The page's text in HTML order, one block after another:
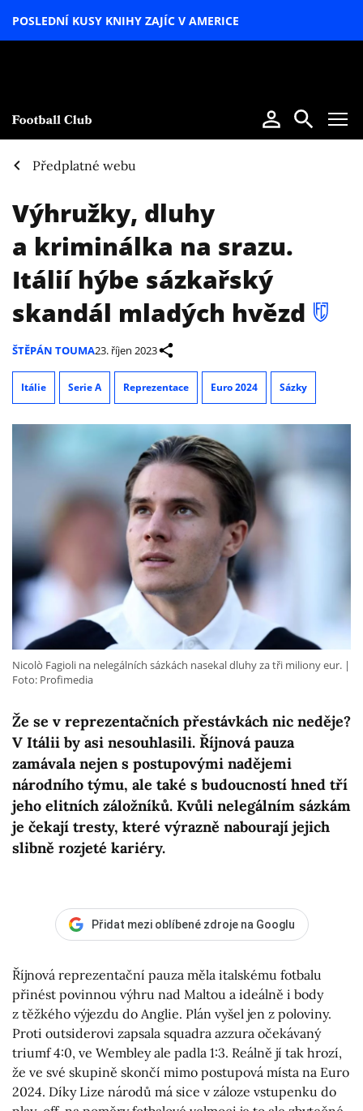
POSLEDNÍ KUSY KNIHY ZAJÍC V AMERICE
Předplatné webu
Výhružky, dluhy
a kriminálka na srazu.
Itálií hýbe sázkařský
skandál mladých hvězd
ŠTĚPÁN TOUMA23. říjen 2023
Itálie Serie A Reprezentace Euro 2024 Sázky
Že se v reprezentačních přestávkách nic neděje?
V Itálii by asi nesouhlasili. Říjnová pauza
zamávala nejen s postupovými nadějemi
národního týmu, ale také s budoucností hned tří
jeho elitních záložníků. Kvůli nelegálním sázkám
je čekají tresty, které výrazně nabourají jejich
slibně rozjeté kariéry.
Nicolò Fagioli na nelegálních sázkách nasekal dluhy za tři miliony eur.
Foto: Profimedia
Přidat mezi oblíbené zdroje na Googlu
Říjnová reprezentační pauza měla italskému fotbalu
přinést povinnou výhru nad Maltou a ideálně i body
z těžkého výjezdu do Anglie. Plán vyšel jen z poloviny.
Proti outsiderovi zapsala squadra azzura očekávaný
triumf 4:0, ve Wembley ale padla 1:3. Reálně jí tak hrozí,
že ve své skupině skončí mimo postupová místa na Euro
2024. Díky Lize národů má sice v záloze vstupenku do